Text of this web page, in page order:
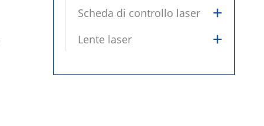
Scheda di controllo laser +
Lente laser +